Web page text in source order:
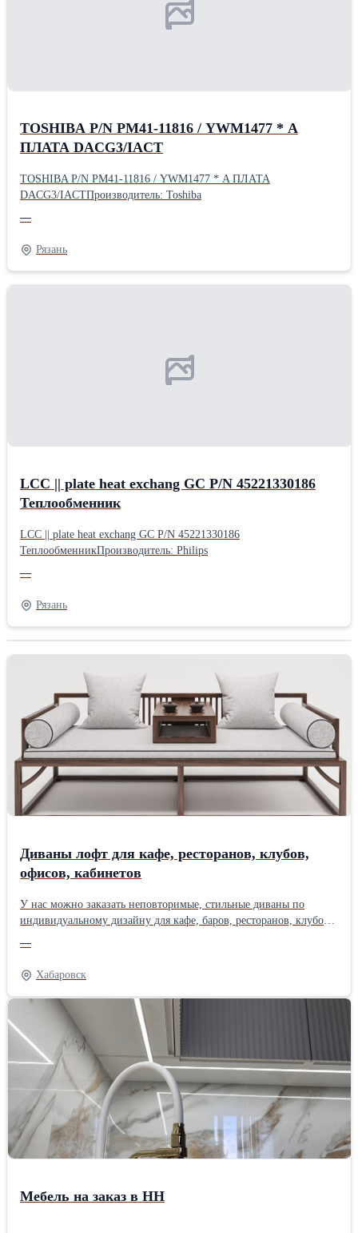
TOSHIBA P/N PM41-11816 / YWM1477 * A
ПЛАТА DACG3/IACT
TOSHIBA P/N PM41-11816 / YWM1477 * A ПЛАТА
DACG3/IACTПроизводитель: Toshiba
—
Рязань
LCC || plate heat exchang GC P/N 45221330186
Теплообменник
LCC || plate heat exchang GC P/N 45221330186
ТеплообменникПроизводитель: Philips
—
Рязань
Диваны лофт для кафе, ресторанов, клубов,
офисов, кабинетов
У нас можно заказать неповторимые, стильные диваны по
индивидуальному дизайну для кафе, баров, ресторанов, клубов
обивкой. Если у вас нестандартная площадь, особые требования
к дизайну или нужно максимальное качество, тогда вам к нам.
Диваны для офиса, для кабинета директора, торговых центров,
выставок, салонов, кафе, ресторанов, клубов и других
коммерческих объектов. Работаем в онлайн режиме от проекта
до расчёта стоимости ваших изделий с 09:00 до 00:00, в любое
удобное время для Вас. Договора заключаем на цеху строго по
записи (для Хабаровска) , для других регионов договора
заключаем в онлайн режиме. Цена зависит от размера,
материалов и сложности заказа. Точную стоимость уточняйте у
менеджера.
—
Хабаровск
Мебель на заказ в НН